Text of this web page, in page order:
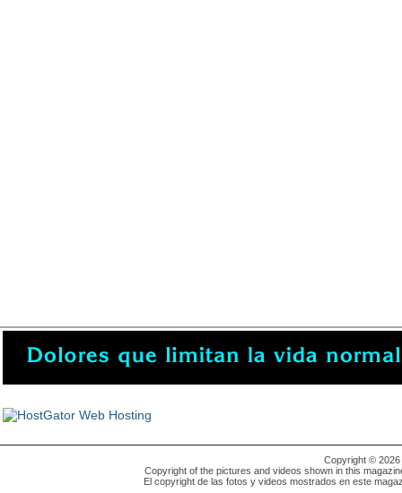
Copyright © 2026
Copyright of the pictures and videos shown in this
El copyright de las fotos y videos mostrados en este